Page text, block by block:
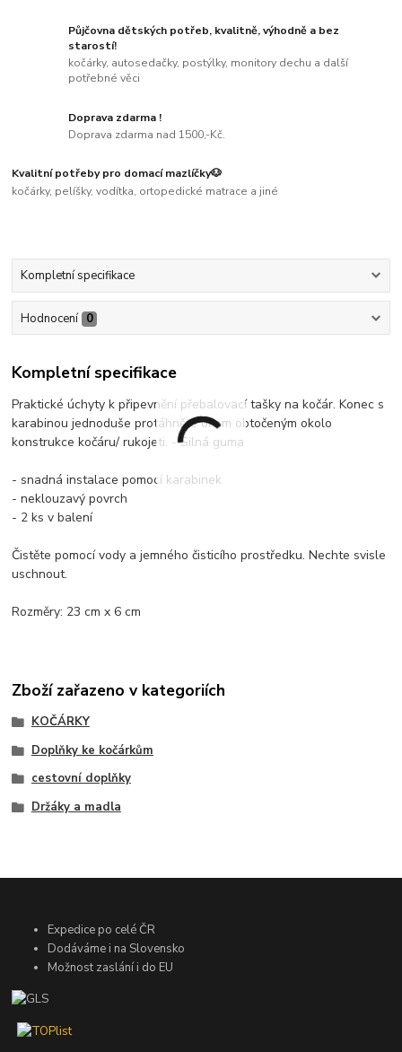
Půjčovna dětských potřeb, kvalitně, výhodně a bez
starostí!
kočárky, autosedačky, postýlky, monitory dechu a další
potřebné věci
Doprava zdarma !
Doprava zdarma nad 1500,-Kč.
Kvalitní potřeby pro domací mazlíčky🐶
kočárky, pelíšky, vodítka, ortopedické matrace a jiné
Kompletní specifikace
Hodnocení 0
Kompletní specifikace
Praktické úchyty k připevnění přebalovací tašky na kočár. Konec s
karabinou jednoduše protáhněte okem obtočeným okolo
konstrukce kočáru/ rukojeti. - Silná guma
- snadná instalace pomocí karabinek
- neklouzavý povrch
- 2 ks v balení
Čistěte pomocí vody a jemného čisticího prostředku. Nechte svisle
uschnout.
Rozměry: 23 cm x 6 cm
Zboží zařazeno v kategoriích
KOČÁRKY
Doplňky ke kočárkům
cestovní doplňky
Držáky a madla
Expedice po celé ČR
Dodáváme i na Slovensko
Možnost zaslání i do EU